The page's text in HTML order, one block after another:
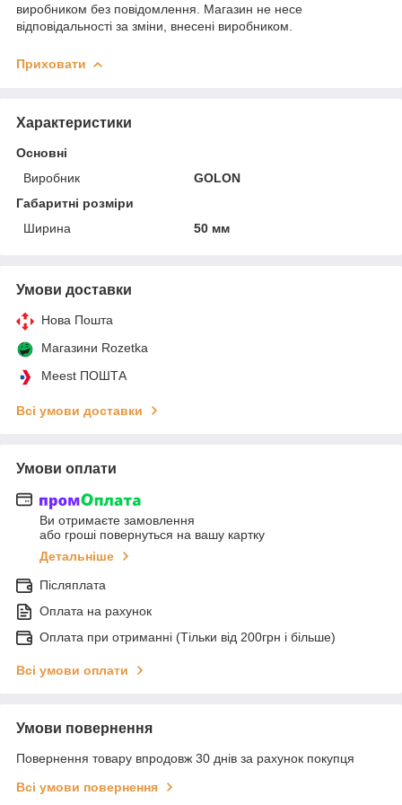
виробником без повідомлення. Магазин не несе
відповідальності за зміни, внесені виробником.
Приховати
Характеристики
Основні
Виробник
GOLON
Габаритні розміри
Ширина
50 мм
Умови доставки
Нова Пошта
Магазини Rozetka
Meest ПОШТА
Всі умови доставки
Умови оплати
Ви отримаєте замовлення
або гроші повернуться на вашу картку
Детальніше
Післяплата
Оплата на рахунок
Оплата при отриманні (Тільки від 200грн і більше)
Всі умови оплати
Умови повернення
Повернення товару впродовж 30 днів за рахунок покупця
Всі умови повернення